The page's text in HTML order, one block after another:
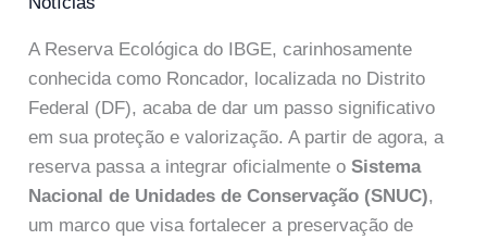
A Reserva Ecológica do IBGE, carinhosamente
conhecida como Roncador, localizada no Distrito
Federal (DF), acaba de dar um passo significativo
em sua proteção e valorização. A partir de agora, a
reserva passa a integrar oficialmente oSistema
Nacional de Unidades de Conservação (SNUC),
um marco que visa fortalecer a preservação de